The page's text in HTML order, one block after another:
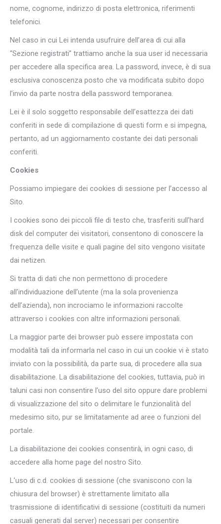
nome, cognome, indirizzo di posta elettronica, riferimenti
telefonici.
Nel caso in cui Lei intenda usufruire dell’area di cui alla
“Sezione registrati” trattiamo anche la sua user id necessaria
per accedere alla specifica area. La password, invece, è di sua
esclusiva conoscenza posto che va modificata subito dopo
l’invio da parte nostra della password temporanea.
Lei è il solo soggetto responsabile dell’esattezza dei dati
conferiti in sede di compilazione di questi form e si impegna,
pertanto, ad un aggiornamento costante dei dati personali
conferiti.
Cookies
Possiamo impiegare dei cookies di sessione per l’accesso al
Sito.
I cookies sono dei piccoli file di testo che, trasferiti sull’hard
disk del computer dei visitatori, consentono di conoscere la
frequenza delle visite e quali pagine del sito vengono visitate
dai netizen.
Si tratta di dati che non permettono di procedere
all’individuazione dell’utente (ma la sola provenienza
dell’azienda), non incrociamo le informazioni raccolte
attraverso i cookies con altre informazioni personali.
La maggior parte dei browser può essere impostata con
modalità tali da informarla nel caso in cui un cookie vi è stato
inviato con la possibilità, da parte sua, di procedere alla sua
disabilitazione. La disabilitazione del cookies, tuttavia, può in
taluni casi non consentire l’uso del sito oppure dare problemi
di visualizzazione del sito o delimitare le funzionalità del
medesimo sito, pur se limitatamente ad aree o funzioni del
portale.
La disabilitazione dei cookies consentirà, in ogni caso, di
accedere alla home page del nostro Sito.
L’uso di c.d. cookies di sessione (che svaniscono con la
chiusura del browser) è strettamente limitato alla
trasmissione di identificativi di sessione (costituiti da numeri
casuali generati dal server) necessari per consentire